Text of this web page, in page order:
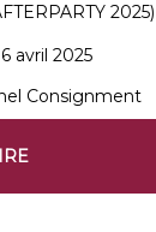
2025)
6 avril 2025
Consignment